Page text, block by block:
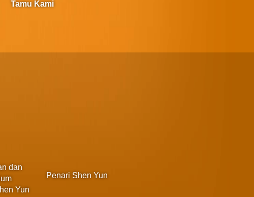
Tamu Kami
dan
Yun
Penari Shen Yun